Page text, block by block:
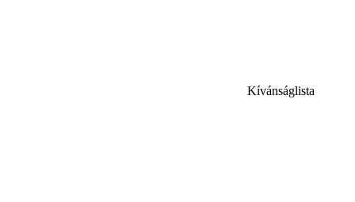
Kívánságlista